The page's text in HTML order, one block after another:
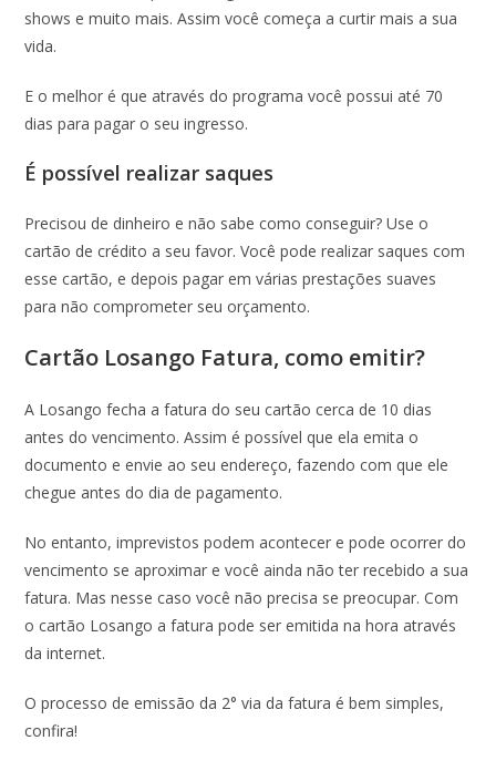
shows e muito mais. Assim você começa a curtir mais a sua
vida.
E o melhor é que através do programa você possui até 70
dias para pagar o seu ingresso.
É possível realizar saques
Precisou de dinheiro e não sabe como conseguir? Use o
cartão de crédito a seu favor. Você pode realizar saques com
esse cartão, e depois pagar em várias prestações suaves
para não comprometer seu orçamento.
Cartão Losango Fatura, como emitir?
A Losango fecha a fatura do seu cartão cerca de 10 dias
antes do vencimento. Assim é possível que ela emita o
documento e envie ao seu endereço, fazendo com que ele
chegue antes do dia de pagamento.
No entanto, imprevistos podem acontecer e pode ocorrer do
vencimento se aproximar e você ainda não ter recebido a sua
fatura. Mas nesse caso você não precisa se preocupar. Com
o cartão Losango a fatura pode ser emitida na hora através
da internet.
O processo de emissão da 2° via da fatura é bem simples,
confira!